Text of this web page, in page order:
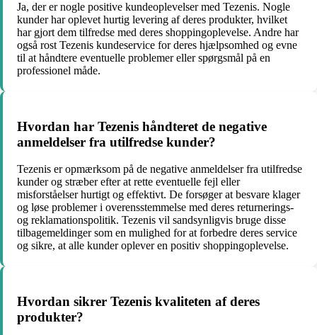
Ja, der er nogle positive kundeoplevelser med Tezenis. Nogle
kunder har oplevet hurtig levering af deres produkter, hvilket
har gjort dem tilfredse med deres shoppingoplevelse. Andre har
også rost Tezenis kundeservice for deres hjælpsomhed og evne
til at håndtere eventuelle problemer eller spørgsmål på en
professionel måde.
Hvordan har Tezenis håndteret de negative
anmeldelser fra utilfredse kunder?
Tezenis er opmærksom på de negative anmeldelser fra utilfredse
kunder og stræber efter at rette eventuelle fejl eller
misforståelser hurtigt og effektivt. De forsøger at besvare klager
og løse problemer i overensstemmelse med deres returnerings-
og reklamationspolitik. Tezenis vil sandsynligvis bruge disse
tilbagemeldinger som en mulighed for at forbedre deres service
og sikre, at alle kunder oplever en positiv shoppingoplevelse.
Hvordan sikrer Tezenis kvaliteten af deres
produkter?